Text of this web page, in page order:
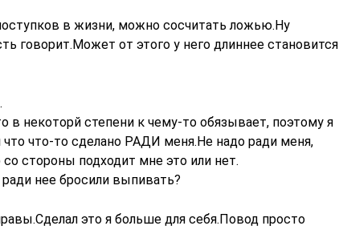
в жизни, можно сосчитать ложью.Ну
говорит.Может от этого у него длиннее становится
в некоторй степени к чему-то обязывает, поэтому я
что-то сделано РАДИ меня.Не надо ради меня,
стороны подходит мне это или нет.
нее бросили выпивать?
это я больше для себя.Повод просто